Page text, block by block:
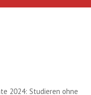
2024: Studieren ohne